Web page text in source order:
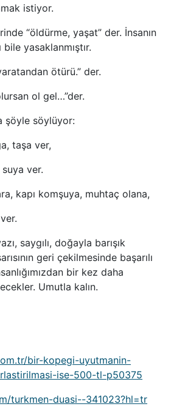
istiyor.
“öldürme, yaşat” der. İnsanın
bile yasaklanmıştır.
ötürü.” der.
ol gel…”der.
şöyle söylüyor:
taşa ver,
ver.
kapı komşuya, muhtaç olana,
saygılı, doğayla barışık
geri çekilmesinde başarılı
bir kez daha
Umutla kalın.
bir-kopegi-uyutmanin-
ise-500-tl-p50375
turkmen-duasi--341023?hl=tr